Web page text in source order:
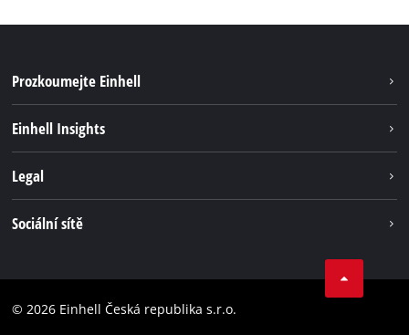
Prozkoumejte Einhell
Systém akumulátorů
Einhell Insights
Legal
Prohlášení o přístupnosti
Sociální sítě
Instagram
© 2026 Einhell Česká republika s.r.o.